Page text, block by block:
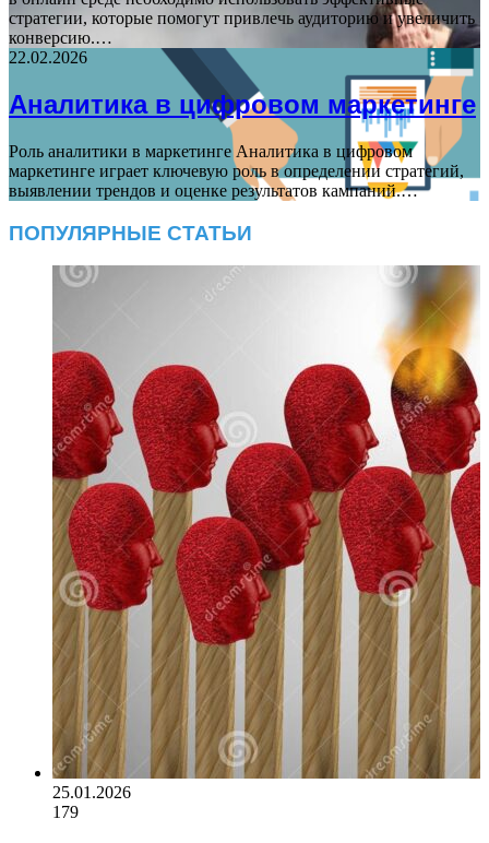
стратегии, которые помогут привлечь аудиторию и увеличить
конверсию.…
22.02.2026
Аналитика в цифровом маркетинге
Роль аналитики в маркетинге Аналитика в цифровом
маркетинге играет ключевую роль в определении стратегий,
выявлении трендов и оценке результатов кампаний.…
ПОПУЛЯРНЫЕ СТАТЬИ
25.01.2026
179